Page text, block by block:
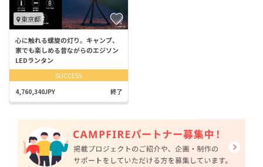
東京都
心に触れる螺旋の灯り。キャンプ、
家でも楽しめる昔ながらのエジソン
LEDランタン
SUCCESS
4,760,340JPY 終了